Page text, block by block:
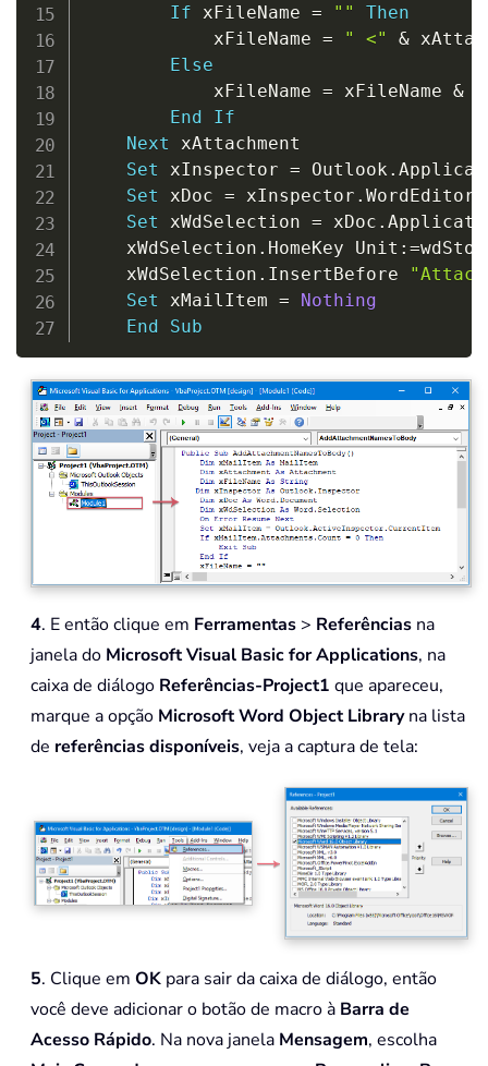
If xFileName = ""
Then
            xFileName
= " <" &
Else
            xFileName
= xFileName &
End
If
Next xAttachment
Set xInspector = Outlook .
Set xDoc = xInspector . WordEditor
Set xWdSelection = xDoc .
    xWdSelection
. HomeKey Unit : =
    xWdSelection
. InsertBefore
Set xMailItem =
Nothing
End
Sub
4. E então clique em Ferramentas > Referências na
janela do Microsoft Visual Basic for Applications, na
caixa de diálogo Referências-Project1 que apareceu,
marque a opção Microsoft Word Object Libraryna lista
de referências disponíveis, veja a captura de tela:
5. Clique em OK para sair da caixa de diálogo, então
você deve adicionar o botão de macro à Barra de
Acesso Rápido. Na nova janela Mensagem, escolha